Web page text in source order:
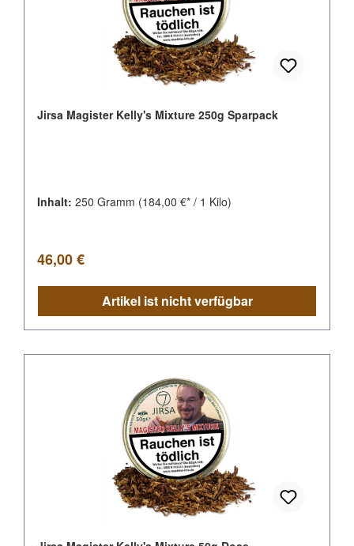
Jirsa Magister Kelly's Mixture 250g Sparpack
Inhalt: 250 Gramm (184,00 €* / 1 Kilo)
Regulärer Preis:
46,00 €
Artikel ist nicht verfügbar